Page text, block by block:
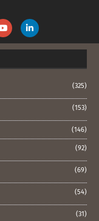
(325)
(153)
(146)
(92)
(69)
(54)
(31)